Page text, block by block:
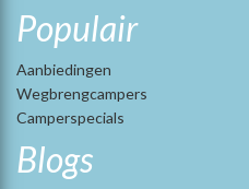
Populair
Aanbiedingen
Wegbrengcampers
Camperspecials
Blogs